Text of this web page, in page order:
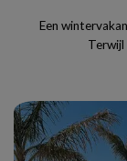
Een
Terwijl